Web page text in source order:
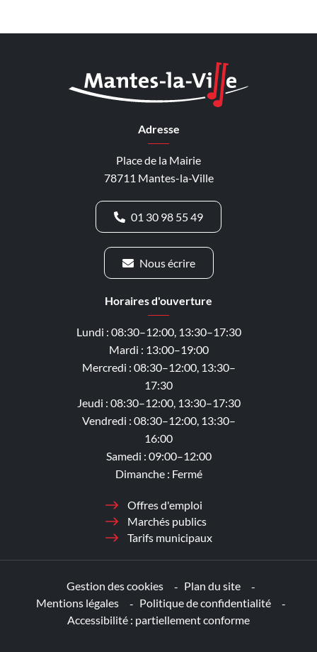
Adresse
Place de la Mairie
78711 Mantes-la-Ville
01 30 98 55 49
Nous écrire
Horaires d'ouverture
Lundi : 08:30–12:00, 13:30–17:30
Mardi : 13:00–19:00
Mercredi : 08:30–12:00, 13:30–
17:30
Jeudi : 08:30–12:00, 13:30–17:30
Vendredi : 08:30–12:00, 13:30–
16:00
Samedi : 09:00–12:00
Dimanche : Fermé
Offres d'emploi
Marchés publics
Tarifs municipaux
Gestion des cookies
Plan du site
Mentions légales
Politique de confidentialité
Accessibilité : partiellement conforme